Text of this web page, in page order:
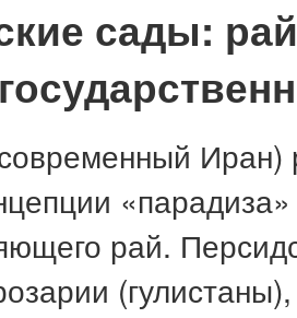
сады:
Иран)
рай.